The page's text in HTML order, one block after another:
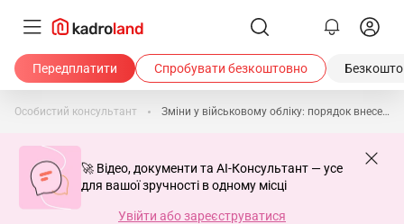
Передплатити Спробувати безкоштовно
Особистий консультант Зміни у військовому обліку: порядок внесення даних і нюанси
🚀 Відео, документи та AI-Консультант — усе
для вашої зручності в одному місці
Увійти або зареєструватися